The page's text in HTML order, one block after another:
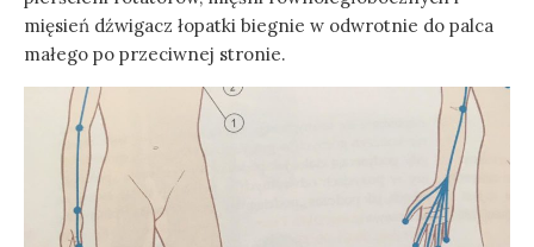
mięsień dźwigacz łopatki biegnie w odwrotnie do palca
małego po przeciwnej stronie.